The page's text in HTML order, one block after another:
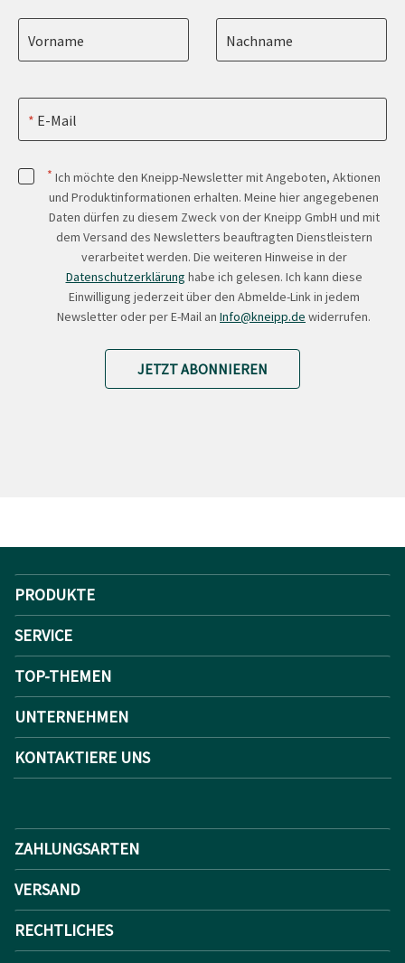
Vorname Nachname
E-Mail
* Ich möchte den Kneipp-Newsletter mit Angeboten, Aktionen
und Produktinformationen erhalten. Meine hier angegebenen
Daten dürfen zu diesem Zweck von der Kneipp GmbH und mit
dem Versand des Newsletters beauftragten Dienstleistern
verarbeitet werden. Die weiteren Hinweise in der
Datenschutzerklärung habe ich gelesen. Ich kann diese
Einwilligung jederzeit über den Abmelde-Link in jedem
Newsletter oder per E-Mail an Info@kneipp.de widerrufen.
JETZT ABONNIEREN
PRODUKTE
SERVICE
TOP-THEMEN
UNTERNEHMEN
KONTAKTIERE UNS
ZAHLUNGSARTEN
VERSAND
RECHTLICHES